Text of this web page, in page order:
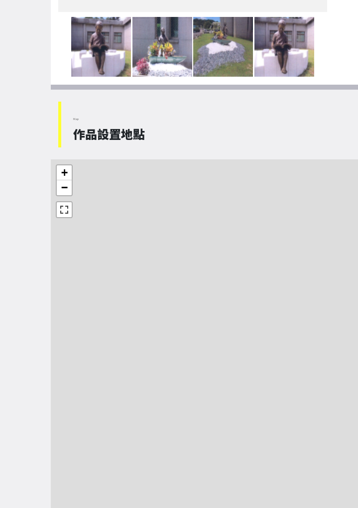
Map
作品設置地點
+
−